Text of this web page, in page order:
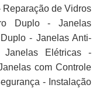
Reparação de Vidros
Duplo - Janelas
- Janelas Anti-
Elétricas -
com Controle
- Instalação